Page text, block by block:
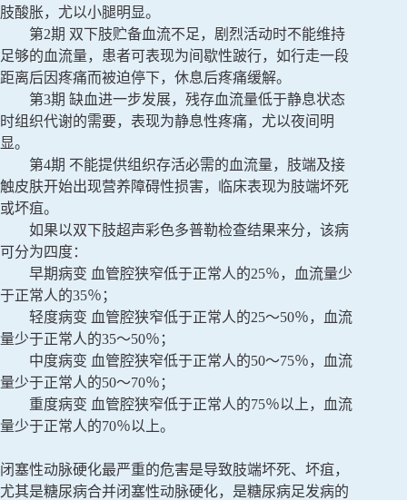
肢酸胀，尤以小腿明显。
第2期 双下肢贮备血流不足，剧烈活动时不能维持
足够的血流量，患者可表现为间歇性跛行，如行走一段
距离后因疼痛而被迫停下，休息后疼痛缓解。
第3期 缺血进一步发展，残存血流量低于静息状态
时组织代谢的需要，表现为静息性疼痛，尤以夜间明
显。
第4期 不能提供组织存活必需的血流量，肢端及接
触皮肤开始出现营养障碍性损害，临床表现为肢端坏死
或坏疽。
如果以双下肢超声彩色多普勒检查结果来分，该病
可分为四度：
早期病变 血管腔狭窄低于正常人的25％，血流量少
于正常人的35％；
轻度病变 血管腔狭窄低于正常人的25～50％，血流
量少于正常人的35～50％；
中度病变 血管腔狭窄低于正常人的50～75％，血流
量少于正常人的50～70％；
重度病变 血管腔狭窄低于正常人的75％以上，血流
量少于正常人的70％以上。
闭塞性动脉硬化最严重的危害是导致肢端坏死、坏疽，
尤其是糖尿病合并闭塞性动脉硬化，是糖尿病足发病的